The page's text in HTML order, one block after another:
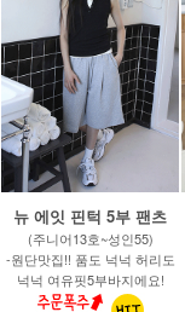
뉴 에잇 핀턱 5부 팬츠
(주니어13호~성인55)
-원단맛집!! 품도 넉넉 허리도
넉넉 여유핏5부바지에요!